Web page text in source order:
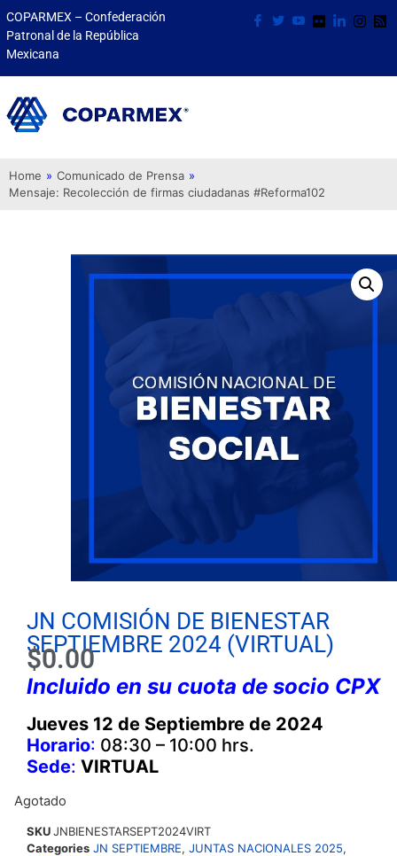
COPARMEX – Confederación
Patronal de la República
Mexicana
Home » Comunicado de Prensa »
Mensaje: Recolección de firmas ciudadanas #Reforma102
JN COMISIÓN DE BIENESTAR
SEPTIEMBRE 2024 (VIRTUAL)
$0.00
Incluido en su cuota de socio CPX
Jueves 12 de Septiembre de 2024
Horario: 08:30 – 10:00 hrs.
Sede: VIRTUAL
Agotado
SKUJNBIENESTARSEPT2024VIRT
Categories JN SEPTIEMBRE, JUNTAS NACIONALES 2025,